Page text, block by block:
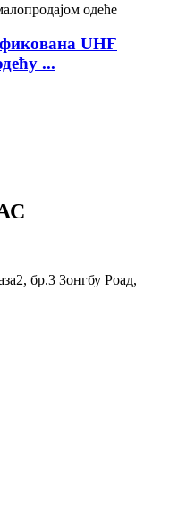
UHF
...
бр.3 Зонгбу Роад,